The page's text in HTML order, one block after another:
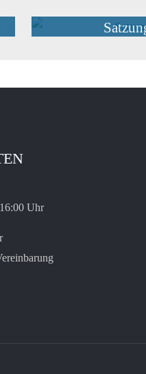
Uhr